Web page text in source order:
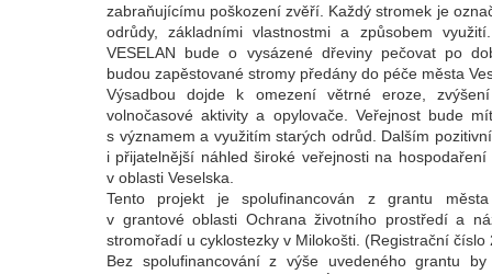
zabraňujícímu poškození zvěří. Každý stromek je
odrůdy, základními vlastnostmi a způsobem
VESELAN bude o vysázené dřeviny pečovat po
budou zapěstované stromy předány do péče města
Výsadbou dojde k omezení větrné eroze,
volnočasové aktivity a opylovače. Veřejnost bude
s významem a využitím starých odrůd. Dalším
i přijatelnější náhled široké veřejnosti na hospodaření
v oblasti Veselska.
Tento projekt je spolufinancován z grantu
v grantové oblasti Ochrana životního prostředí a
stromořadí u cyklostezky v Milokošti. (Registrační číslo
Bez spolufinancování z výše uvedeného grantu